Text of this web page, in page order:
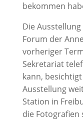
bekommen
Die
Forum der
vorheriger
Sekretariat
kann,
Ausstellung
Station in
die Fotografien